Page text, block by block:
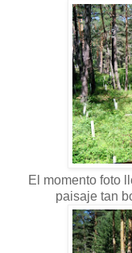
El momento foto
paisaje tan